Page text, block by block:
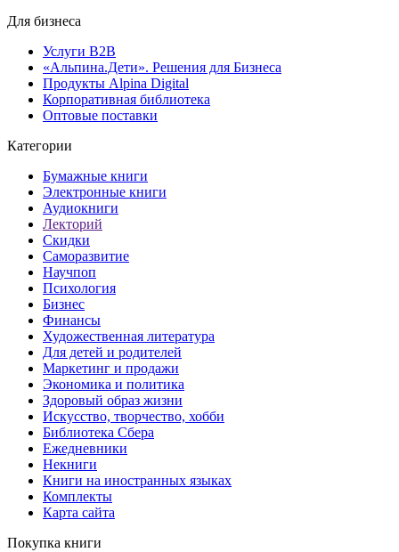
Для бизнеса
Услуги B2B
«Альпина.Дети». Решения для Бизнеса
Продукты Alpina Digital
Корпоративная библиотека
Оптовые поставки
Категории
Бумажные книги
Электронные книги
Аудиокниги
Лекторий
Скидки
Саморазвитие
Научпоп
Психология
Бизнес
Финансы
Художественная литература
Для детей и родителей
Маркетинг и продажи
Экономика и политика
Здоровый образ жизни
Искусство, творчество, хобби
Библиотека Сбера
Ежедневники
Некниги
Книги на иностранных языках
Комплекты
Карта сайта
Покупка книги